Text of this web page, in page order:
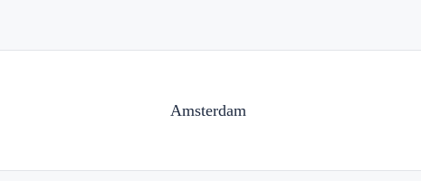
Amsterdam